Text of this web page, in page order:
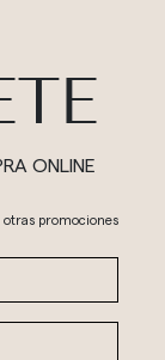
ONLINE
otras promociones